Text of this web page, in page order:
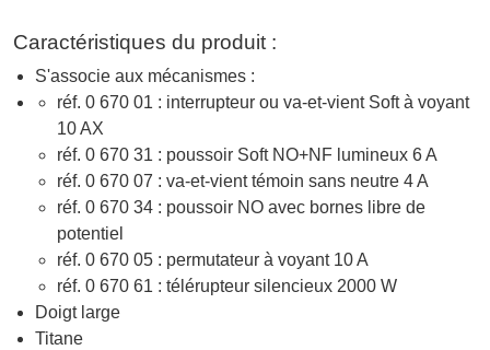
Caractéristiques du produit :
S'associe aux mécanismes :
réf. 0 670 01 : interrupteur ou va-et-vient Soft à voyant
10 AX
réf. 0 670 31 : poussoir Soft NO+NF lumineux 6 A
réf. 0 670 07 : va-et-vient témoin sans neutre 4 A
réf. 0 670 34 : poussoir NO avec bornes libre de
potentiel
réf. 0 670 05 : permutateur à voyant 10 A
réf. 0 670 61 : télérupteur silencieux 2000 W
Doigt large
Titane